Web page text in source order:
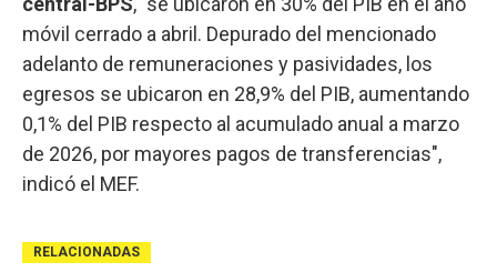
móvil cerrado a abril. Depurado del mencionado
adelanto de remuneraciones y pasividades, los
egresos se ubicaron en 28,9% del PIB, aumentando
0,1% del PIB respecto al acumulado anual a marzo
de 2026, por mayores pagos de transferencias",
indicó el MEF.
RELACIONADAS